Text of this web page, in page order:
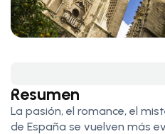
Resumen
La pasión, el romance, el
de España se vuelven más